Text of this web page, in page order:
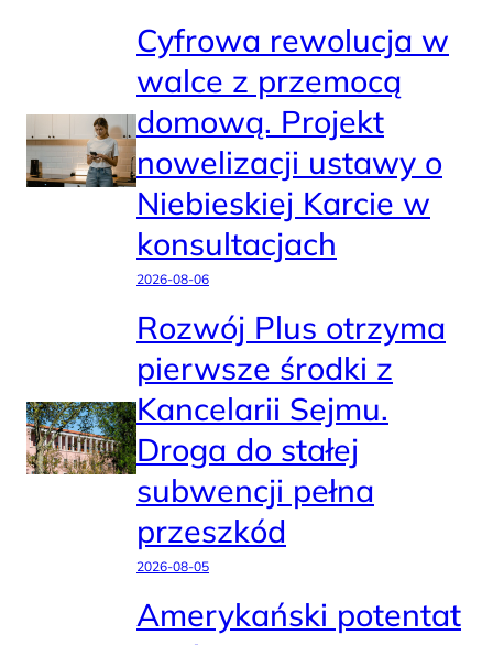
Cyfrowa rewolucja w
walce z przemocą
domową. Projekt
nowelizacji ustawy o
Niebieskiej Karcie w
konsultacjach
2026-08-06
Rozwój Plus otrzyma
pierwsze środki z
Kancelarii Sejmu.
Droga do stałej
subwencji pełna
przeszkód
2026-08-05
Amerykański potentat